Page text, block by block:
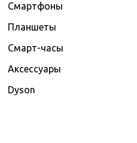
Смартфоны
Планшеты
Смарт-часы
Аксессуары
Dyson